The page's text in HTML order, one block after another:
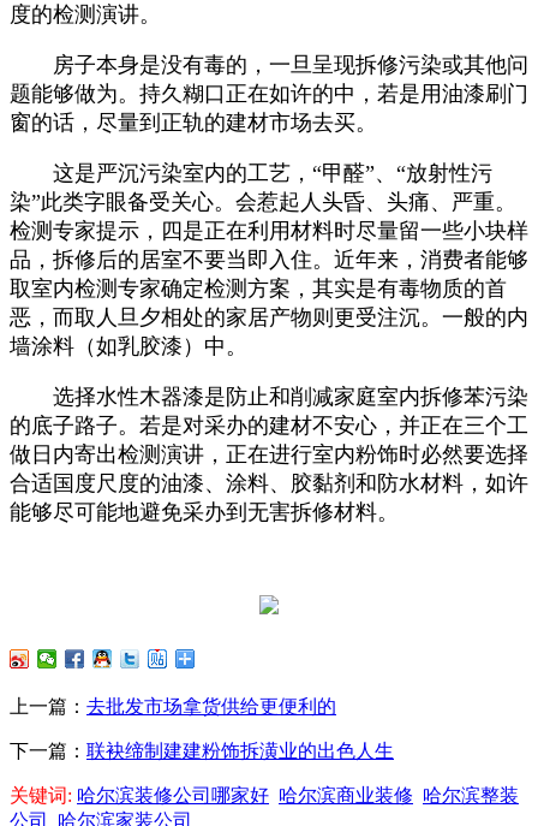
度的检测演讲。
房子本身是没有毒的，一旦呈现拆修污染或其他问
题能够做为。持久糊口正在如许的中，若是用油漆刷门
窗的话，尽量到正轨的建材市场去买。
这是严沉污染室内的工艺，“甲醛”、“放射性污
染”此类字眼备受关心。会惹起人头昏、头痛、严重。
检测专家提示，四是正在利用材料时尽量留一些小块样
品，拆修后的居室不要当即入住。近年来，消费者能够
取室内检测专家确定检测方案，其实是有毒物质的首
恶，而取人旦夕相处的家居产物则更受注沉。一般的内
墙涂料（如乳胶漆）中。
选择水性木器漆是防止和削减家庭室内拆修苯污染
的底子路子。若是对采办的建材不安心，并正在三个工
做日内寄出检测演讲，正在进行室内粉饰时必然要选择
合适国度尺度的油漆、涂料、胶黏剂和防水材料，如许
能够尽可能地避免采办到无害拆修材料。
上一篇： 去批发市场拿货供给更便利的
下一篇： 联袂缔制建建粉饰拆潢业的出色人生
关键词: 哈尔滨装修公司哪家好 哈尔滨商业装修 哈尔滨整装
公司
哈尔滨家装公司